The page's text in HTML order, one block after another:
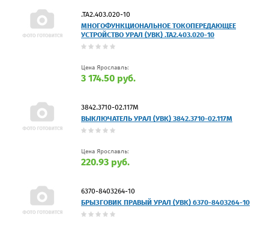
.ТА2.403.020-10
МНОГОФУНКЦИОНАЛЬНОЕ ТОКОПЕРЕДАЮЩЕЕ
УСТРОЙСТВО УРАЛ (УВК) .ТА2.403.020-10
Цена Ярославль:
3 174.50 руб.
3842.3710-02.117М
ВЫКЛЮЧАТЕЛЬ УРАЛ (УВК) 3842.3710-02.117М
Цена Ярославль:
220.93 руб.
6370-8403264-10
БРЫЗГОВИК ПРАВЫЙ УРАЛ (УВК) 6370-8403264-10